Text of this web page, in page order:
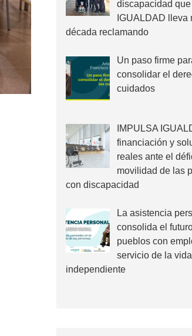
discapacidad
IGUALDAD lleva
década reclamando
Un paso firme
consolidar el
cuidados
IMPULSA
financiación y
reales ante el
movilidad de las
con discapacidad
La asistencia
consolida el
pueblos con
servicio de la vida
independiente